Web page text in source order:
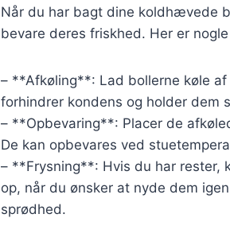
Når du har bagt dine koldhævede
bevare deres friskhed. Her er
– **Afkøling**: Lad bollerne køle
forhindrer kondens og holder dem
– **Opbevaring**: Placer de
De kan opbevares ved
– **Frysning**: Hvis du har rester,
op, når du ønsker at nyde dem
sprødhed.